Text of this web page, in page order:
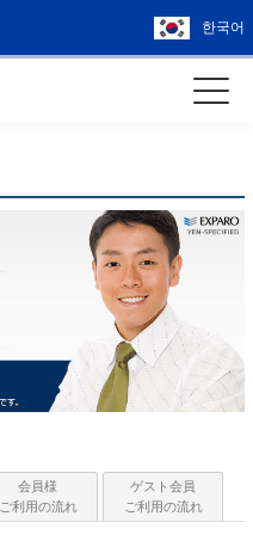
한국어
会員様
ご利用の流れ
ゲスト会員
ご利用の流れ